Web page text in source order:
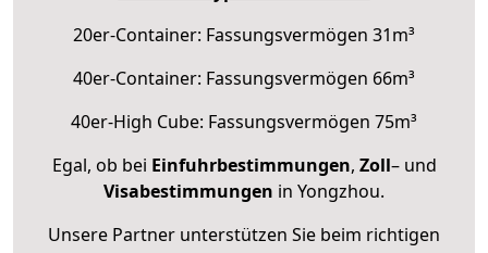
20er-Container: Fassungsvermögen 31m³
40er-Container: Fassungsvermögen 66m³
40er-High Cube: Fassungsvermögen 75m³
Egal, ob bei Einfuhrbestimmungen, Zoll– und
Visabestimmungen in Yongzhou.
Unsere Partner unterstützen Sie beim richtigen